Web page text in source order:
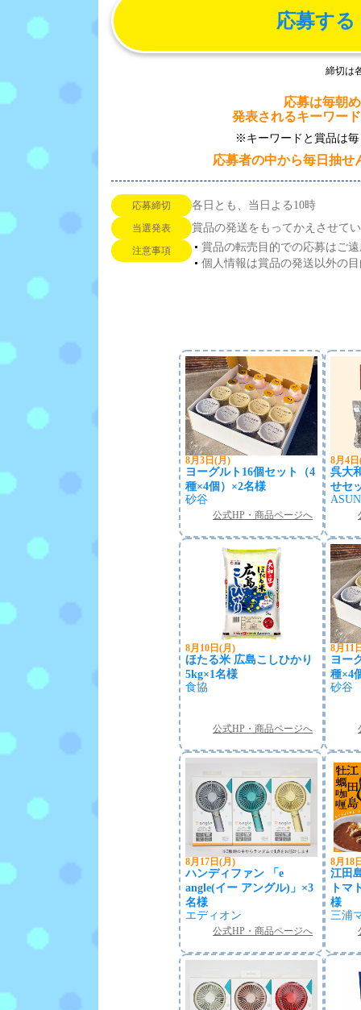
応募する
締切は
応募は毎朝
発表されるキーワー
※キーワードと賞品は
応募者の中から毎日抽せ
応募締切 各日とも、当日よる10時
当選発表 賞品の発送をもってかえさせて
注意事項
賞品の転売目的での応募はご
個人情報は賞品の発送以外の
8月3日(月)
ヨーグルト16個セット（4
種×4個）×2名様
砂谷
公式HP・商品ページへ
8月4
呉大
せセ
8月10日(月)
ほたる米 広島こしひかり
5kg×1名様
食協
公式HP・商品ページへ
8月11
ヨー
種×4
砂谷
8月17日(月)
ハンディファン 「e
angle(イー アングル)」×3
名様
エディオン
公式HP・商品ページへ
8月18
江田
トマ
様
三浦